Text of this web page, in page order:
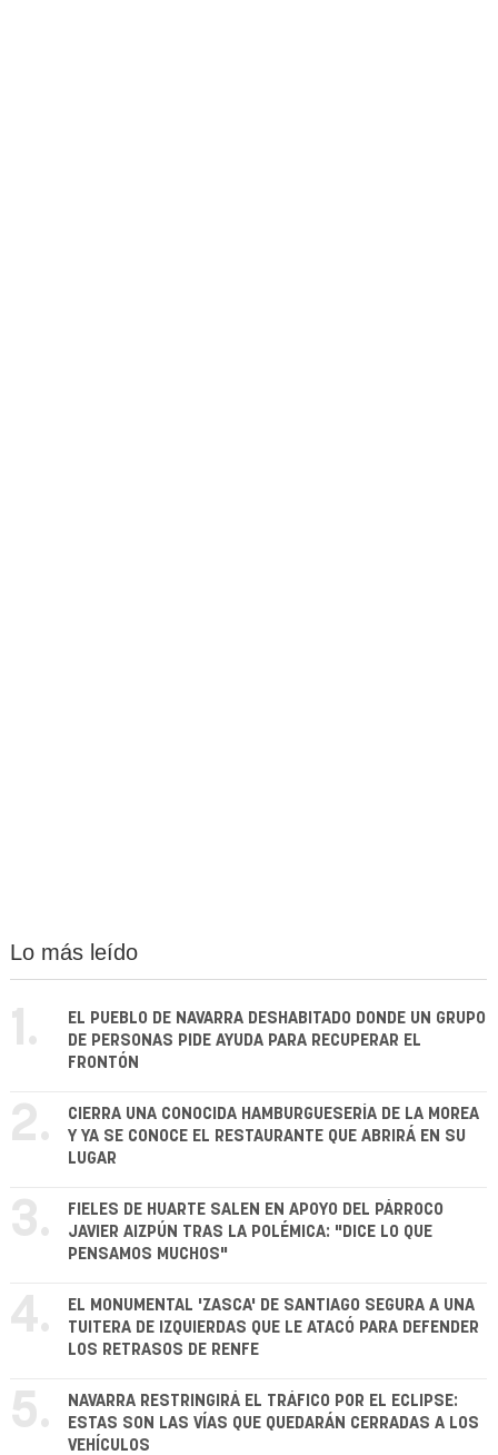
Lo más leído
1.
EL PUEBLO DE NAVARRA DESHABITADO DONDE UN GRUPO
DE PERSONAS PIDE AYUDA PARA RECUPERAR EL
FRONTÓN
2.
CIERRA UNA CONOCIDA HAMBURGUESERÍA DE LA MOREA
Y YA SE CONOCE EL RESTAURANTE QUE ABRIRÁ EN SU
LUGAR
3.
FIELES DE HUARTE SALEN EN APOYO DEL PÁRROCO
JAVIER AIZPÚN TRAS LA POLÉMICA: "DICE LO QUE
PENSAMOS MUCHOS"
4.
EL MONUMENTAL 'ZASCA' DE SANTIAGO SEGURA A UNA
TUITERA DE IZQUIERDAS QUE LE ATACÓ PARA DEFENDER
LOS RETRASOS DE RENFE
5.
NAVARRA RESTRINGIRÁ EL TRÁFICO POR EL ECLIPSE:
ESTAS SON LAS VÍAS QUE QUEDARÁN CERRADAS A LOS
VEHÍCULOS